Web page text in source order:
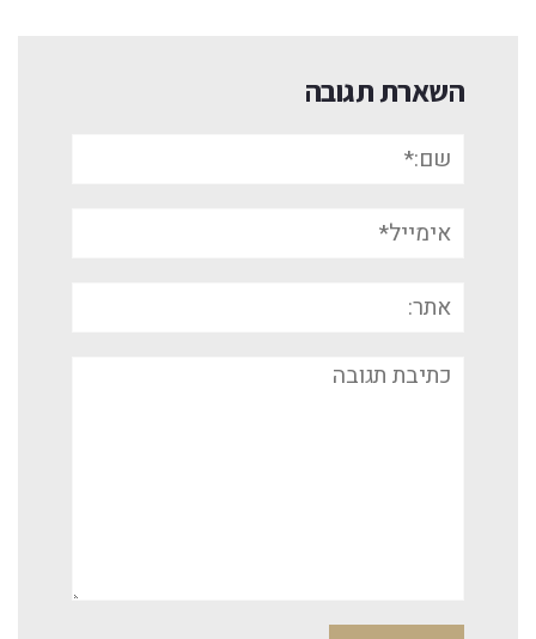
השארת תגובה
אימייל*
תגובה